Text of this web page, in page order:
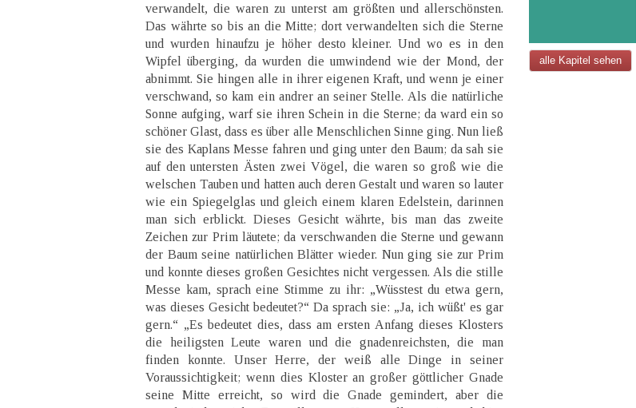
verwandelt, die waren zu unterst am größten und allerschönsten.
Das währte so bis an die Mitte; dort verwandelten sich die Sterne
und wurden hinaufzu je höher desto kleiner. Und wo es in den
Wipfel überging, da wurden die umwindend wie der Mond, der
abnimmt. Sie hingen alle in ihrer eigenen Kraft, und wenn je einer
verschwand, so kam ein andrer an seiner Stelle. Als die natürliche
Sonne aufging, warf sie ihren Schein in die Sterne; da ward ein so
schöner Glast, dass es über alle Menschlichen Sinne ging. Nun ließ
sie des Kaplans Messe fahren und ging unter den Baum; da sah sie
auf den untersten Ästen zwei Vögel, die waren so groß wie die
welschen Tauben und hatten auch deren Gestalt und waren so lauter
wie ein Spiegelglas und gleich einem klaren Edelstein, darinnen
man sich erblickt. Dieses Gesicht währte, bis man das zweite
Zeichen zur Prim läutete; da verschwanden die Sterne und gewann
der Baum seine natürlichen Blätter wieder. Nun ging sie zur Prim
und konnte dieses großen Gesichtes nicht vergessen. Als die stille
Messe kam, sprach eine Stimme zu ihr: „Wüsstest du etwa gern,
was dieses Gesicht bedeutet?“ Da sprach sie: „Ja, ich wüßt' es gar
gern.“ „Es bedeutet dies, dass am ersten Anfang dieses Klosters
die heiligsten Leute waren und die gnadenreichsten, die man
finden konnte. Unser Herre, der weiß alle Dinge in seiner
Voraussichtigkeit; wenn dies Kloster an großer göttlicher Gnade
seine Mitte erreicht, so wird die Gnade gemindert, aber die
alle Kapitel sehen